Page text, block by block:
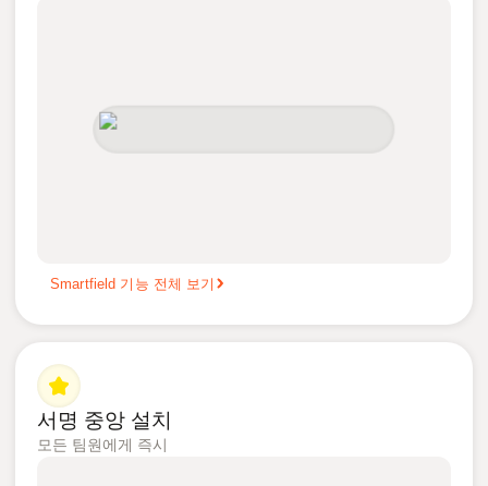
Smartfield 기능 전체 보기
서명 중앙 설치
모든 팀원에게 즉시